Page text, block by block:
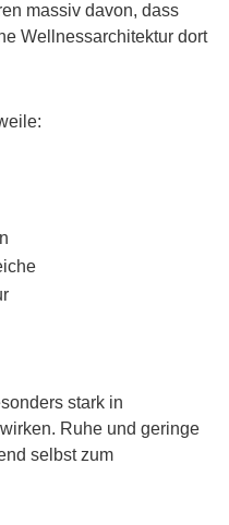
massiv davon, dass
Wellnessarchitektur dort
stark in
Ruhe und geringe
selbst zum